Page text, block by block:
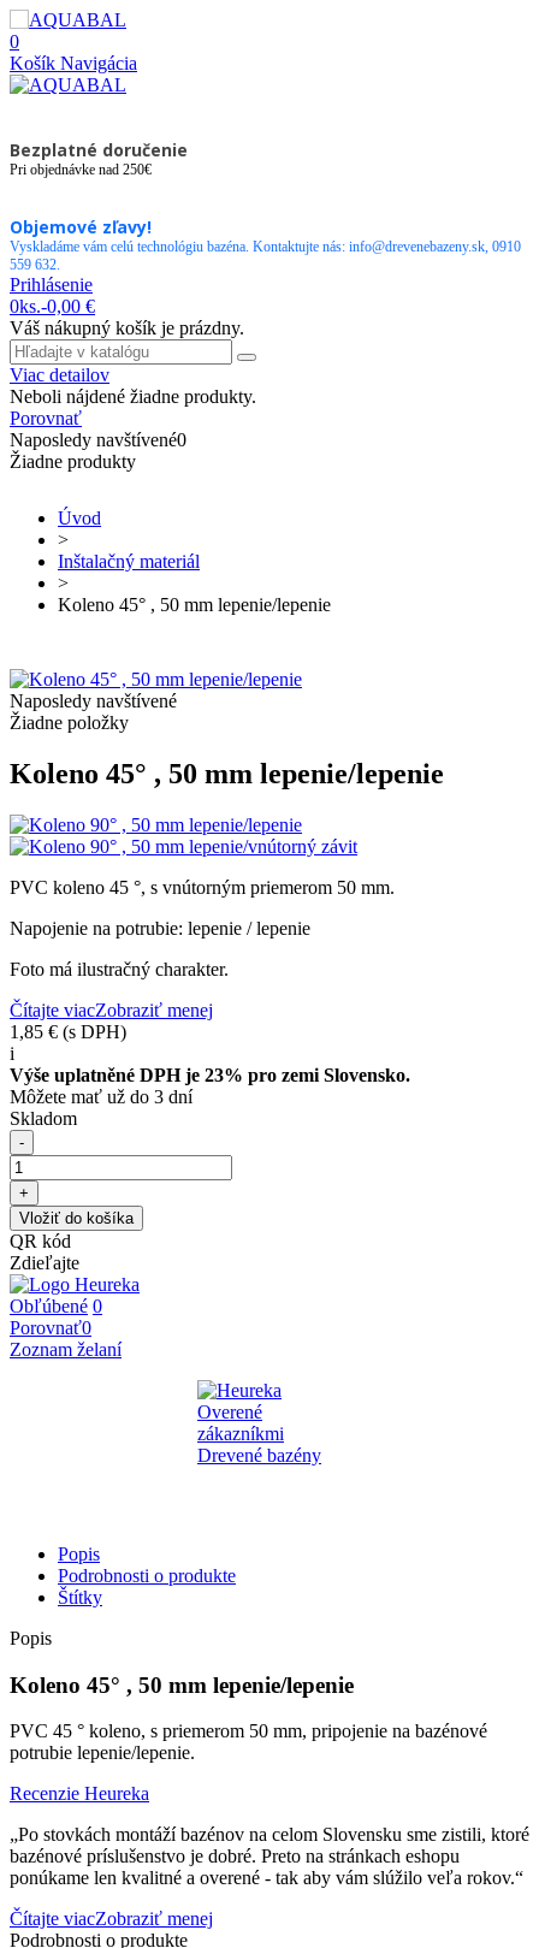
0
Košík Navigácia
Bezplatné doručenie
Pri objednávke nad 250€
Objemové zľavy!
Vyskladáme vám celú technológiu bazéna. Kontaktujte nás: info@drevenebazeny.sk, 0910
559 632.
Prihlásenie
0ks.-0,00 €
Váš nákupný košík je prázdny.
Viac detailov
Neboli nájdené žiadne produkty.
Porovnať
Naposledy navštívené0
Žiadne produkty
Úvod
>
Inštalačný materiál
>
Koleno 45° , 50 mm lepenie/lepenie
Naposledy navštívené
Žiadne položky
Koleno 45° , 50 mm lepenie/lepenie
PVC koleno 45 °, s vnútorným priemerom 50 mm.
Napojenie na potrubie: lepenie / lepenie
Foto má ilustračný charakter.
Čítajte viacZobraziť menej
1,85 € (s DPH)
i
Výše uplatněné DPH je 23% pro zemi Slovensko.
Môžete mať už do 3 dní
Skladom
-
+
Vložiť do košíka
QR kód
Zdieľajte
Obľúbené 0
Porovnať0
Zoznam želaní
Popis
Podrobnosti o produkte
Štítky
Popis
Koleno 45° , 50 mm lepenie/lepenie
PVC 45 ° koleno, s priemerom 50 mm, pripojenie na bazénové
potrubie lepenie/lepenie.
Recenzie Heureka
„Po stovkách montáží bazénov na celom Slovensku sme zistili, ktoré
bazénové príslušenstvo je dobré. Preto na stránkach eshopu
ponúkame len kvalitné a overené - tak aby vám slúžilo veľa rokov.“
Čítajte viacZobraziť menej
Podrobnosti o produkte